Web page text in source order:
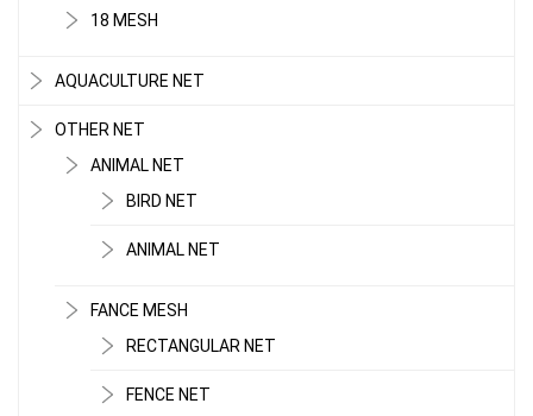
18 MESH
AQUACULTURE NET
OTHER NET
ANIMAL NET
BIRD NET
ANIMAL NET
FANCE MESH
RECTANGULAR NET
FENCE NET